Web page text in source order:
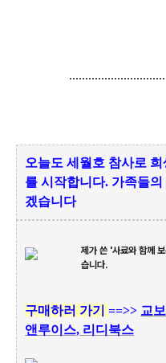
오늘도 세월호 참사로
를 시작합니다. 가족들
겠습니다
제가 쓴 '사료와 함께
습니다.
구매하러 가기 ==>> 교
앤루이스, 리디북스